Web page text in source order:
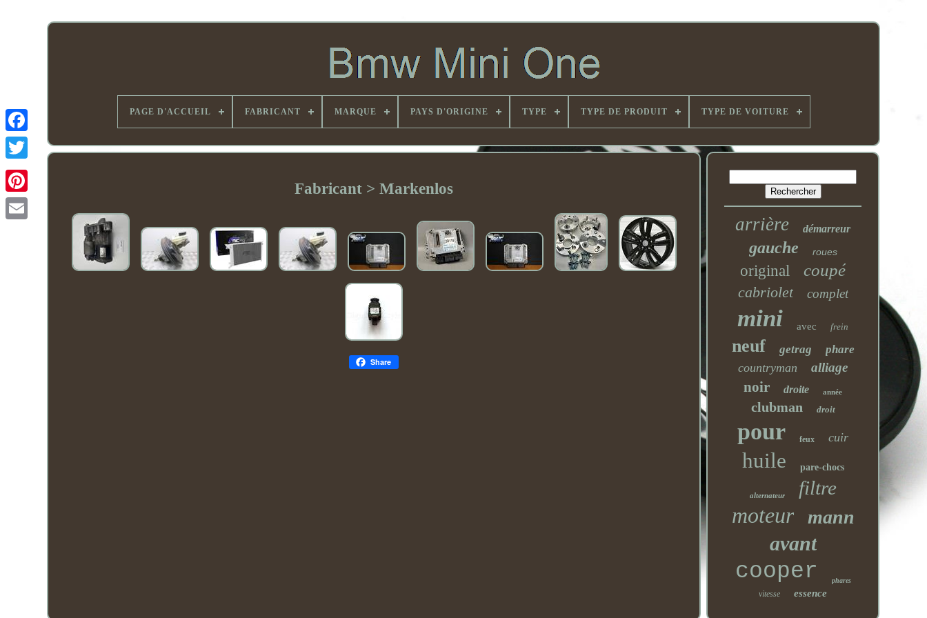
PAGE D'ACCUEIL FABRICANT MARQUE PAYS D'ORIGINE TYPE TYPE DE PRODUIT TYPE DE VOITURE
Fabricant > Markenlos
Share
arrière démarreur
gauche roues
original coupé
cabriolet complet
mini avec frein
neuf getrag phare
countryman alliage
noir droite année
clubman droit
pour feux cuir
huile pare-chocs
alternateur filtre
moteur mann
avant
cooper phares
vitesse essence